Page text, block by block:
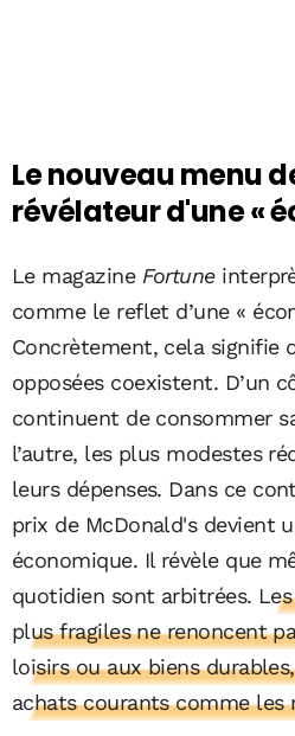
Le nouveau menu
révélateur d'une «
Le magazine Fortune
comme le reflet d’une «
Concrètement, cela signifie
opposées coexistent. D’un
continuent de consommer
l’autre, les plus modestes
leurs dépenses. Dans ce
prix de McDonald's devient
économique. Il révèle que
quotidien sont arbitrées.
plus fragiles ne renoncent
loisirs ou aux biens
achats courants comme les